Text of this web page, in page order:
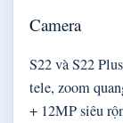
Camera
S22 và S22
tele, zoom
+ 12MP siêu